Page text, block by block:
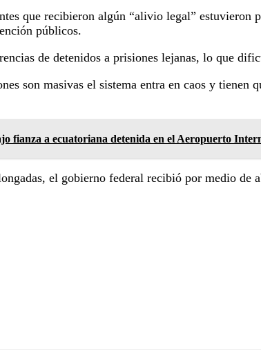
que recibieron algún “alivio legal” estuvieron
públicos.
de detenidos a prisiones lejanas, lo que
son masivas el sistema entra en caos y
fianza a ecuatoriana detenida en el Aeropuerto
el gobierno federal recibió por medio de